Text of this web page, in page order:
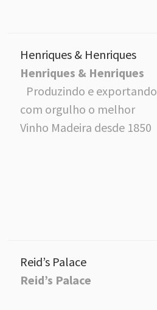
Henriques & Henriques
Henriques & Henriques
Produzindo e exportando
com orgulho o melhor
Vinho Madeira desde 1850
Reid’s Palace
Reid’s Palace